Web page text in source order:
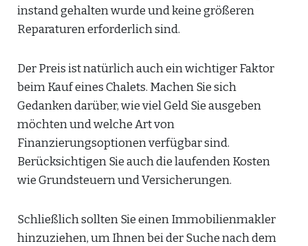
instand gehalten wurde und keine größeren
Reparaturen erforderlich sind.
Der Preis ist natürlich auch ein wichtiger Faktor
beim Kauf eines Chalets. Machen Sie sich
Gedanken darüber, wie viel Geld Sie ausgeben
möchten und welche Art von
Finanzierungsoptionen verfügbar sind.
Berücksichtigen Sie auch die laufenden Kosten
wie Grundsteuern und Versicherungen.
Schließlich sollten Sie einen Immobilienmakler
hinzuziehen, um Ihnen bei der Suche nach dem